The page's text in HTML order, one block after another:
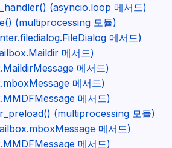
(asyncio.loop 메서드)
(multiprocessing 모듈)
메서드)
메서드)
메서드)
메서드)
메서드)
(multiprocessing 모듈)
메서드)
메서드)